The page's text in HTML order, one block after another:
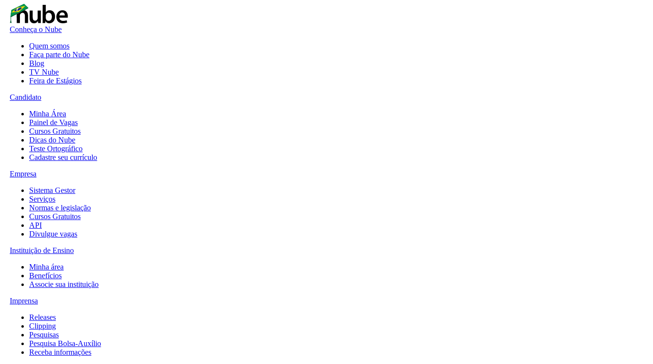
Conheça o Nube
Quem somos
Faça parte do Nube
Blog
TV Nube
Feira de Estágios
Candidato
Minha Área
Painel de Vagas
Cursos Gratuitos
Dicas do Nube
Teste Ortográfico
Cadastre seu currículo
Empresa
Sistema Gestor
Serviços
Normas e legislação
Cursos Gratuitos
API
Divulgue vagas
Instituição de Ensino
Minha área
Benefícios
Associe sua instituição
Imprensa
Releases
Clipping
Pesquisas
Pesquisa Bolsa-Auxílio
Receba informações